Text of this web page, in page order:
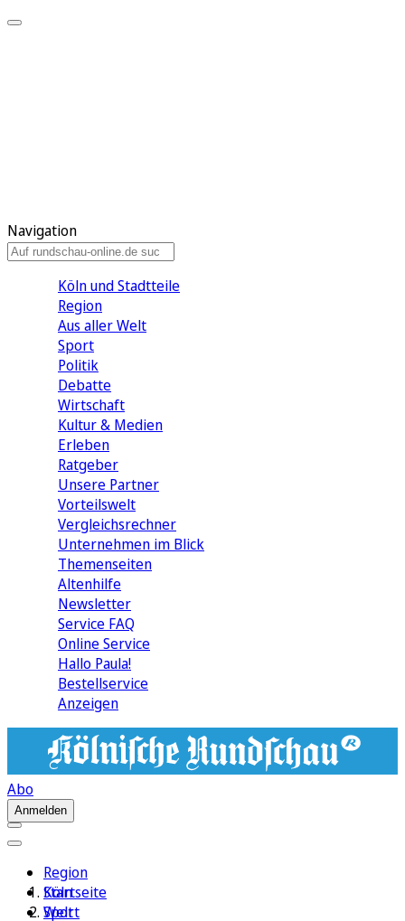
Navigation
Köln und Stadtteile
Region
Aus aller Welt
Sport
Politik
Debatte
Wirtschaft
Kultur & Medien
Erleben
Ratgeber
Unsere Partner
Vorteilswelt
Vergleichsrechner
Unternehmen im Blick
Themenseiten
Altenhilfe
Newsletter
Service FAQ
Online Service
Hallo Paula!
Bestellservice
Anzeigen
Abo
Anmelden
Region
Köln
Sport
Startseite
Welt